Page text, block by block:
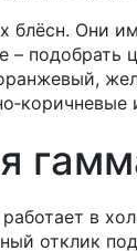
блёсн. Они
подобрать
в
отклик